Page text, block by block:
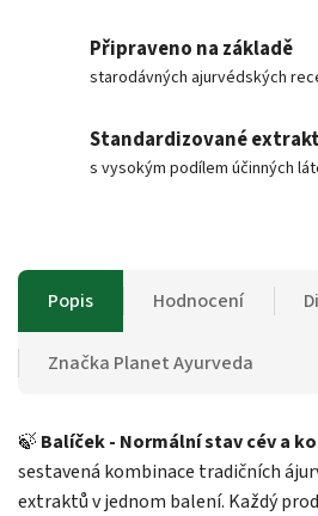
Připraveno na základě
starodávných ajurvédských
Standardizované
s vysokým podílem účinných
Popis Hodnocení
Značka Planet Ayurveda
🍃 Balíček - Normální stav cév a
sestavená kombinace tradičních
extraktů v jednom balení. Každý